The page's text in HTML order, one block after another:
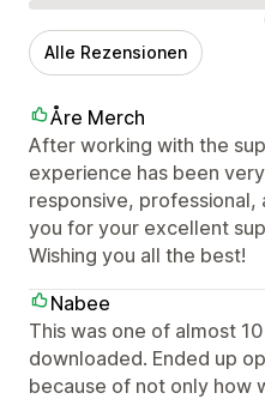
Negative Bewertungen
Alle Rezensionen
Åre Merch
After working with the
experience has been
responsive, professional,
you for your excellent
Wishing you all the best!
Nabee
This was one of almost
downloaded. Ended up
because of not only how